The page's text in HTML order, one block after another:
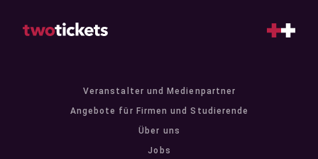
Veranstalter und Medienpartner
Angebote für Firmen und Studierende
Über uns
Jobs